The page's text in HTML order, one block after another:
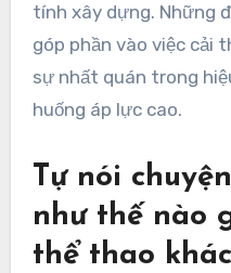
tính xây dựng. Những
góp phần vào việc cải
sự nhất quán trong
huống áp lực cao.
Tự nói
như thế nào
thể thao